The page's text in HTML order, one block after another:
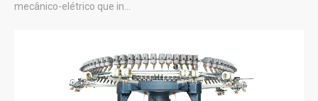
mecânico-elétrico que in...